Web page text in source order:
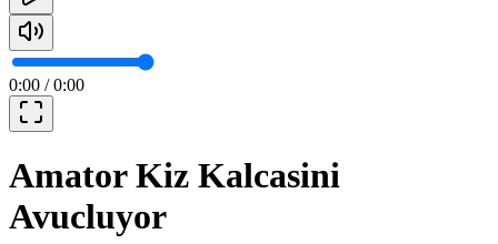
0:00 /0:00
Amator Kiz Kalcasini
Avucluyor